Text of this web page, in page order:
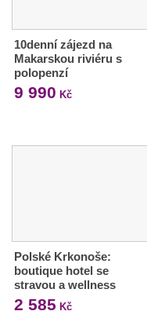
10denní zájezd na
Makarskou riviéru s
polopenzí
9 990 Kč
Polské Krkonoše:
boutique hotel se
stravou a wellness
2 585 Kč